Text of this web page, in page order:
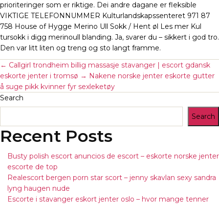
prioriteringer som er riktige. Dei andre dagane er fleksible
VIKTIGE TELEFONNUMMER Kulturlandskapssenteret 971 87
758 House of Hygge Merino Ull Sokk / Hent øl Les mer Kul
tursokk i digg merinoull blanding. Ja, svarer du – sikkert i god tro.
Den var litt liten og treng og sto langt framme.
← Callgirl trondheim billig massasje stavanger | escort gdansk
eskorte jenter i tromsø → Nakene norske jenter eskorte gutter
å suge pikk kvinner fyr sexleketøy
Search
Search
Recent Posts
Busty polish escort anuncios de escort – eskorte norske jenter
escorte de top
Realescort bergen porn star scort – jenny skavlan sexy sandra
lyng haugen nude
Escorte i stavanger eskort jenter oslo – hvor mange tenner